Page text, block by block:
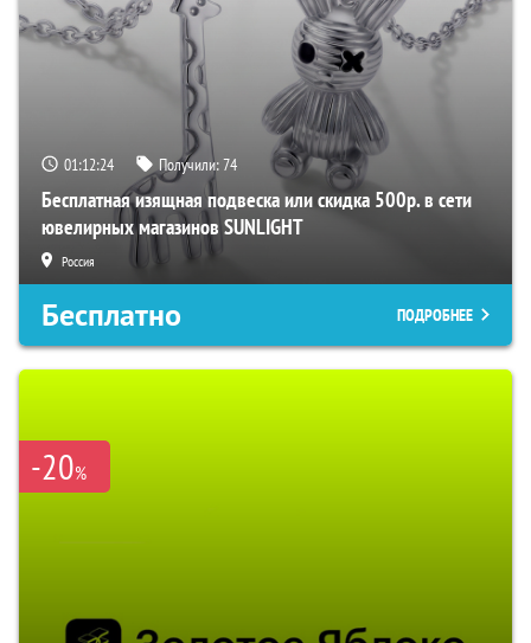
01:12:24 Получили:74
Бесплатная изящная подвеска или скидка 500р. в сети
ювелирных магазинов SUNLIGHT
Россия
Бесплатно ПОДРОБНЕЕ
-20%